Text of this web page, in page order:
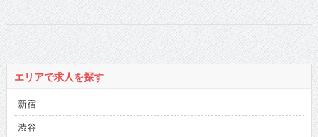
エリアで求人を探す
新宿
渋谷